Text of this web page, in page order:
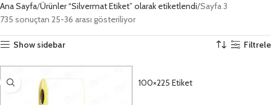
Ana Sayfa Ürünler “Silvermat Etiket” olarak etiketlendi Sayfa 3
735 sonuçtan 25-36 arası gösteriliyor
Show sidebar Filtrele
100×225 Etiket